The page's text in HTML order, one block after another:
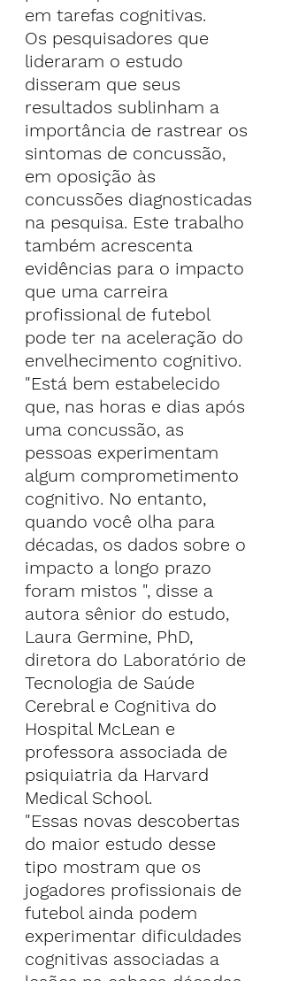
em tarefas cognitivas.
Os pesquisadores que
lideraram o estudo
disseram que seus
resultados sublinham a
importância de rastrear os
sintomas de concussão,
em oposição às
concussões diagnosticadas
na pesquisa. Este trabalho
também acrescenta
evidências para o impacto
que uma carreira
profissional de futebol
pode ter na aceleração do
envelhecimento cognitivo.
"Está bem estabelecido
que, nas horas e dias após
uma concussão, as
pessoas experimentam
algum comprometimento
cognitivo. No entanto,
quando você olha para
décadas, os dados sobre o
impacto a longo prazo
foram mistos ", disse a
autora sênior do estudo,
Laura Germine, PhD,
diretora do Laboratório de
Tecnologia de Saúde
Cerebral e Cognitiva do
Hospital McLean e
professora associada de
psiquiatria da Harvard
Medical School.
"Essas novas descobertas
do maior estudo desse
tipo mostram que os
jogadores profissionais de
futebol ainda podem
experimentar dificuldades
cognitivas associadas a